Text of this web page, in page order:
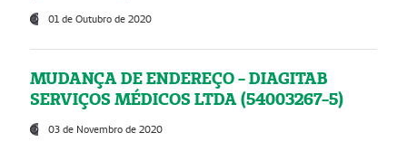
01 de Outubro de 2020
MUDANÇA DE ENDEREÇO - DIAGITAB
SERVIÇOS MÉDICOS LTDA (54003267-5)
03 de Novembro de 2020